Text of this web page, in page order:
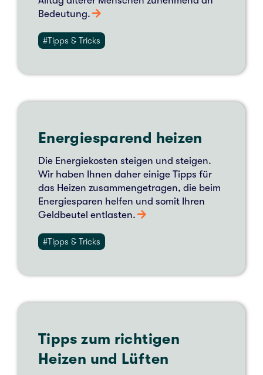
Bedeu­tung.
#Tipps & Tricks
Ener­gie­spa­rend heizen
Die Ener­gie­kos­ten stei­gen und stei­gen.
Wir haben Ihnen daher einige Tipps für
das Heizen zusam­men­ge­tra­gen, die beim
Ener­gie­spa­ren helfen und somit Ihren
Geld­beu­tel ent­las­ten.
#Tipps & Tricks
Tipps zum rich­ti­gen
Heizen und Lüften